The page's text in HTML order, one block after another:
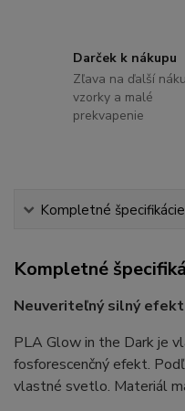
Darček k nákupu
Zľava na ďalší
vzorky a malé
prekvapenie
Kompletné špecifikácie
Kompletné
Neuveriteľný silný
PLA Glow in the Dark je
fosforescenčný efekt.
vlastné svetlo. Materiál